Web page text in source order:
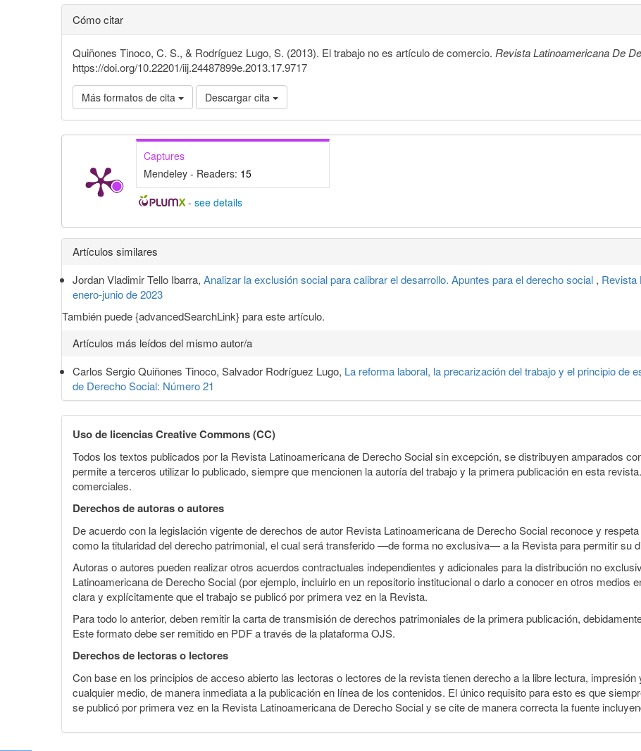
Cómo citar
Quiñones Tinoco, C. S., & Rodríguez Lugo, S. (2013). El trabajo no es artículo de comercio. Revista Latinoamericana De
https://doi.org/10.22201/iij.24487899e.2013.17.9717
Más formatos de cita Descargar cita
Captures
Mendeley - Readers: 15
- see details
Detalles
del
artículo
Artículos similares
Jordan Vladimir Tello Ibarra, Analizar la exclusión social para calibrar el desarrollo. Apuntes para el derecho social , Revista
enero-junio de 2023
También puede {advancedSearchLink} para este artículo.
Artículos más leídos del mismo autor/a
Carlos Sergio Quiñones Tinoco, Salvador Rodríguez Lugo, La reforma laboral, la precarización del trabajo y el principio de
de Derecho Social: Número 21
Uso de licencias Creative Commons (CC)
Todos los textos publicados por la Revista Latinoamericana de Derecho Social sin excepción, se distribuyen amparados
permite a terceros utilizar lo publicado, siempre que mencionen la autoría del trabajo y la primera publicación en esta
comerciales.
Derechos de autoras o autores
De acuerdo con la legislación vigente de derechos de autor Revista Latinoamericana de Derecho Social reconoce y
como la titularidad del derecho patrimonial, el cual será transferido —de forma no exclusiva— a la Revista para permitir su
Autoras o autores pueden realizar otros acuerdos contractuales independientes y adicionales para la distribución no
Latinoamericana de Derecho Social (por ejemplo, incluirlo en un repositorio institucional o darlo a conocer en otros medios
clara y explícitamente que el trabajo se publicó por primera vez en la Revista.
Para todo lo anterior, deben remitir la carta de transmisión de derechos patrimoniales de la primera publicación,
Este formato debe ser remitido en PDF a través de la plataforma OJS.
Derechos de lectoras o lectores
Con base en los principios de acceso abierto las lectoras o lectores de la revista tienen derecho a la libre lectura,
cualquier medio, de manera inmediata a la publicación en línea de los contenidos. El único requisito para esto es que
se publicó por primera vez en la Revista Latinoamericana de Derecho Social y se cite de manera correcta la fuente